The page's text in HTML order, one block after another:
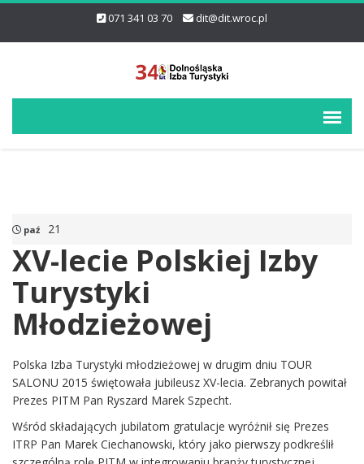
071 341 03 70 dit@dit.wroc.pl
paź 21
XV-lecie Polskiej Izby
Turystyki
Młodzieżowej
Polska Izba Turystyki młodzieżowej w drugim dniu TOUR
SALONU 2015 świętowała jubileusz XV-lecia. Zebranych powitał
Prezes PITM Pan Ryszard Marek Szpecht.
Wśród składających jubilatom gratulacje wyróżnił się Prezes
ITRP Pan Marek Ciechanowski, który jako pierwszy podkreślił